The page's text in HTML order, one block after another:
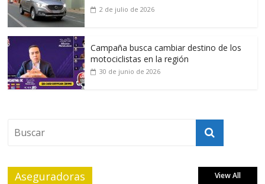
2 de julio de 2026
Campaña busca cambiar destino de los
motociclistas en la región
30 de junio de 2026
Aseguradoras View All